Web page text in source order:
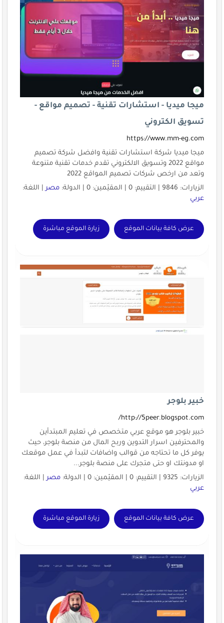
ميجا ميديا - استشارات تقنية - تصميم مواقع -
تسويق الكتروني
https://www.mm-eg.com
ميجا ميديا شركة استشارات تقنية وافضل شركة تصميم
مواقع 2022 وتسويق الالكتروني تقدم خدمات تقنية متنوعة
وتعد من ارخص شركات تصميم المواقع 2022
الزيارات: 9846 | التقييم: 0 | المقيّمين: 0 | الدولة:
مصر| اللغة:
عربي
عرض كافة بيانات الموقع زيارة الموقع مباشرة
خبير بلوجر
http://5peer.blogspot.com/
خبير بلوجر هو موقع عربي متخصص في تعليم المبتدأين
والمحترفين اسرار التدوين وربح المال من منصة بلوجر، حيث
يوفر كل ما تحتاجه من قوالب واضافات لتبدأ في عمل موقعك
او مدونتك او حتى متجرك على منصة بلوجر...
الزيارات: 9325 | التقييم: 0 | المقيّمين: 0 | الدولة:
مصر| اللغة:
عربي
عرض كافة بيانات الموقع زيارة الموقع مباشرة